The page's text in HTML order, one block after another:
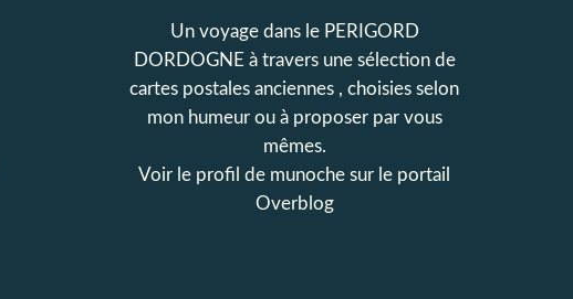
Un voyage dans le PERIGORD
DORDOGNE à travers une sélection de
cartes postales anciennes , choisies selon
mon humeur ou à proposer par vous
mêmes.
Voir le profil de munoche sur le portail
Overblog